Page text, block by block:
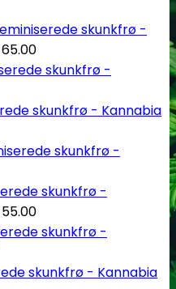
skunkfrø -
65.00
skunkfrø - Kannabia
skunkfrø -
55.00
skunkfrø - Kannabia